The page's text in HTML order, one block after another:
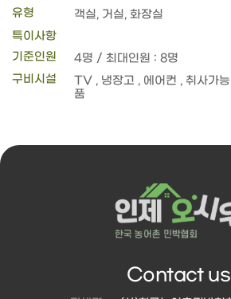
유형
객실, 거실, 화장실
특이사항
기준인원
4명 / 최대인원 : 8명
구비시설
Contact us